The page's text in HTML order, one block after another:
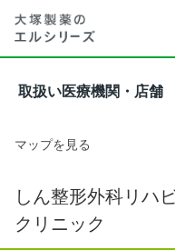
取扱い医療機関・店舗
マップを見る
しん整形外科リハ
クリニック